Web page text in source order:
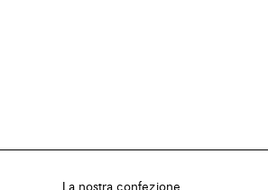
La nostra confezione